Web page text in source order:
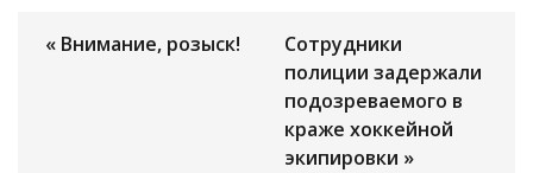
« Внимание, розыск!
Сотрудники
полиции задержали
подозреваемого в
краже хоккейной
экипировки »